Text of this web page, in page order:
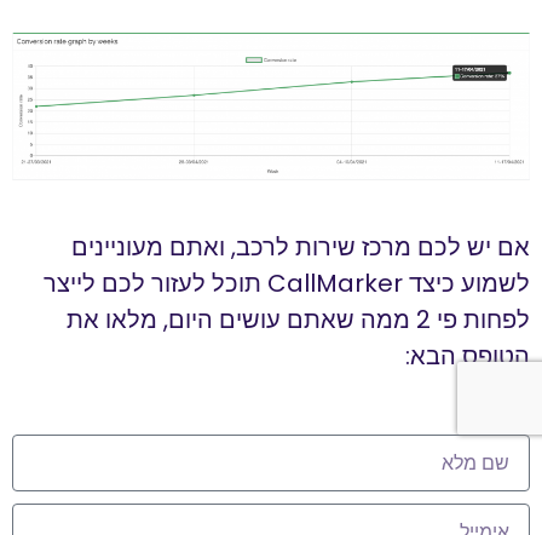
אם יש לכם מרכז שירות לרכב, ואתם מעוניינים
לשמוע כיצד CallMarker תוכל לעזור לכם לייצר
לפחות פי 2 ממה שאתם עושים היום, מלאו את
הטופס הבא: